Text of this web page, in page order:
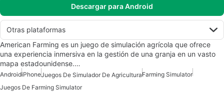
Descargar para Android
Otras plataformas
American Farming es un juego de simulación agrícola que ofrece
una experiencia inmersiva en la gestión de una granja en un vasto
mapa estadounidense.…
AndroidiPhoneJuegos De Simulador De AgriculturaFarming Simulator
Juegos De Farming Simulator